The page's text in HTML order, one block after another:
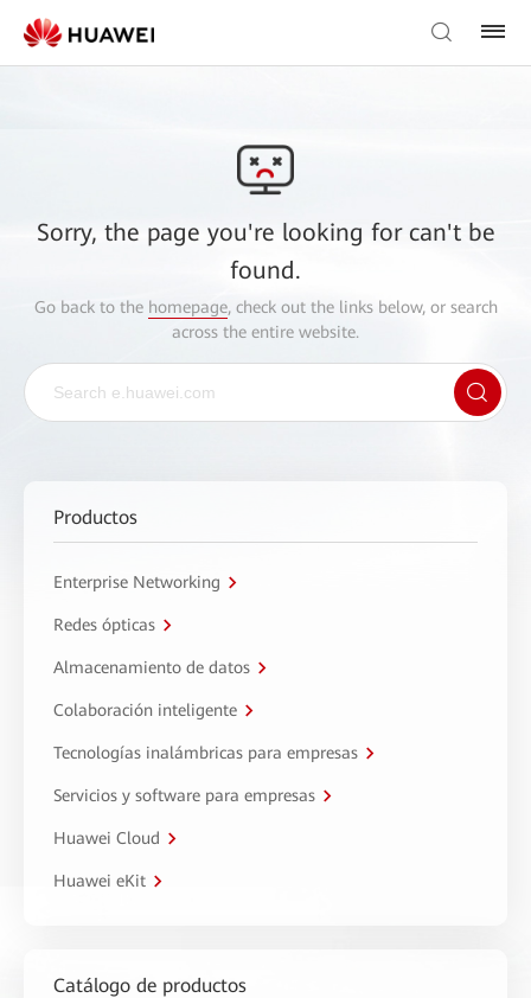
Sorry, the page you're looking for can't be
found.
Go back to the homepage, check out the links below, or search
across the entire website.
Productos
Enterprise Networking
Redes ópticas
Almacenamiento de datos
Colaboración inteligente
Tecnologías inalámbricas para empresas
Servicios y software para empresas
Huawei Cloud
Huawei eKit
Catálogo de productos